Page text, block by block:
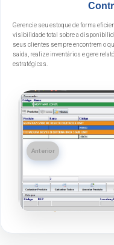
Gerencie seu estoque de forma
visibilidade total sobre a
seus clientes sempre encontrem o
saída, realize inventários e gere
estratégicas.
Anterior